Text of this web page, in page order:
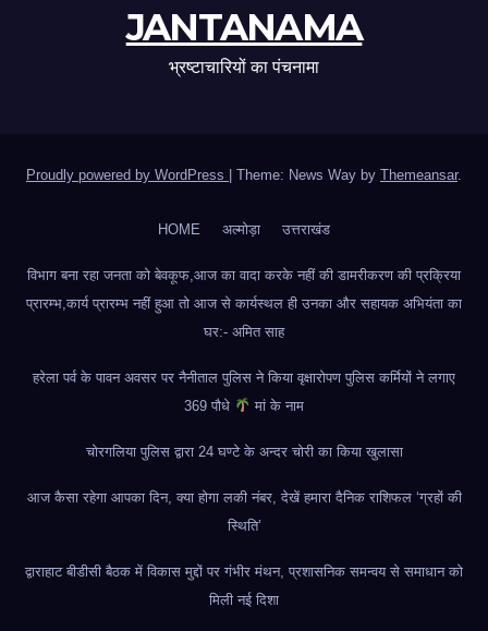
JANTANAMA
भ्रष्टाचारियों का पंचनामा
Proudly powered by WordPress Theme: News Way by Themeansar.
HOME अल्मोड़ा उत्तराखंड
विभाग बना रहा जनता को बेवकूफ,आज का वादा करके नहीं की डामरीकरण की प्रक्रिया
प्रारम्भ,कार्य प्रारम्भ नहीं हुआ तो आज से कार्यस्थल ही उनका और सहायक अभियंता का
घर:- अमित साह
हरेला पर्व के पावन अवसर पर नैनीताल पुलिस ने किया वृक्षारोपण पुलिस कर्मियों ने लगाए
369 पौधे
मां के नाम
चोरगलिया पुलिस द्वारा 24 घण्टे के अन्दर चोरी का किया खुलासा
आज कैसा रहेगा आपका दिन, क्या होगा लकी नंबर, देखें हमारा दैनिक राशिफल ‘ग्रहों की
स्थिति’
द्वाराहाट बीडीसी बैठक में विकास मुद्दों पर गंभीर मंथन, प्रशासनिक समन्वय से समाधान को
मिली नई दिशा